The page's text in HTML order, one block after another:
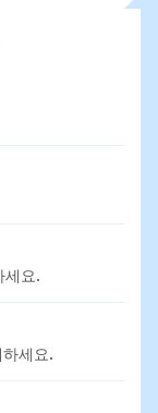
세요.
하세요.